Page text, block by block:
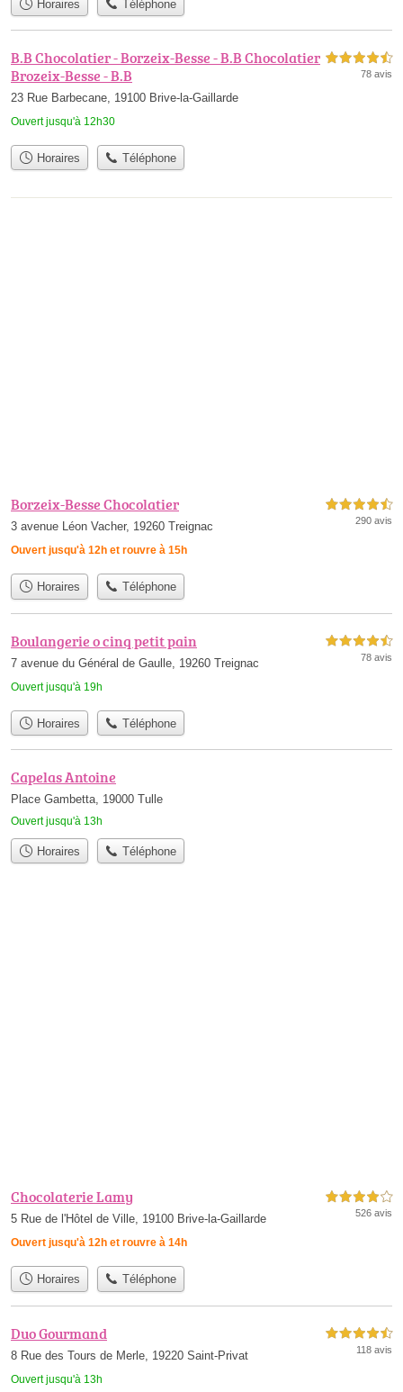
Horaires Téléphone
B.B Chocolatier - Borzeix-Besse - B.B Chocolatier
Brozeix-Besse - B.B
23 Rue Barbecane, 19100 Brive-la-Gaillarde
Ouvert jusqu'à 12h30
4,5 étoiles sur 5
78 avis
Horaires Téléphone
Borzeix-Besse Chocolatier
3 avenue Léon Vacher, 19260 Treignac
Ouvert jusqu'à 12h et rouvre à 15h
4,5 étoiles sur 5
290 avis
Horaires Téléphone
Boulangerie o cinq petit pain
7 avenue du Général de Gaulle, 19260 Treignac
Ouvert jusqu'à 19h
4,5 étoiles sur 5
78 avis
Horaires Téléphone
Capelas Antoine
Place Gambetta, 19000 Tulle
Ouvert jusqu'à 13h
Horaires Téléphone
Chocolaterie Lamy
5 Rue de l'Hôtel de Ville, 19100 Brive-la-Gaillarde
Ouvert jusqu'à 12h et rouvre à 14h
4,0 étoiles sur 5
526 avis
Horaires Téléphone
Duo Gourmand
8 Rue des Tours de Merle, 19220 Saint-Privat
Ouvert jusqu'à 13h
4,5 étoiles sur 5
118 avis